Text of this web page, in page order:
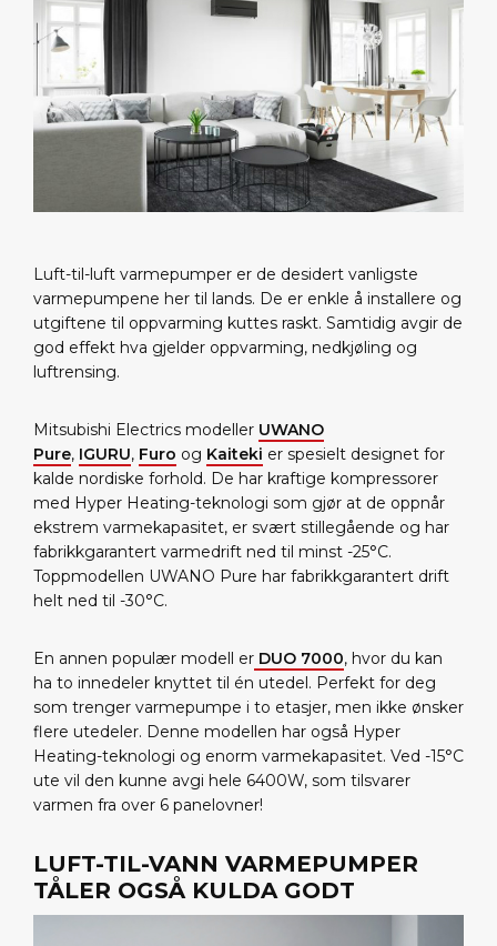
Luft-til-luft varmepumper er de desidert vanligste
varmepumpene her til lands. De er enkle å installere og
utgiftene til oppvarming kuttes raskt. Samtidig avgir de
god effekt hva gjelder oppvarming, nedkjøling og
luftrensing.
Mitsubishi Electrics modeller UWANO
Pure, IGURU, Furo og Kaiteki er spesielt designet for
kalde nordiske forhold. De har kraftige kompressorer
med Hyper Heating-teknologi som gjør at de oppnår
ekstrem varmekapasitet, er svært stillegående og har
fabrikkgarantert varmedrift ned til minst -25°C.
Toppmodellen UWANO Pure har fabrikkgarantert drift
helt ned til -30°C.
En annen populær modell er DUO 7000, hvor du kan
ha to innedeler knyttet til én utedel. Perfekt for deg
som trenger varmepumpe i to etasjer, men ikke ønsker
flere utedeler. Denne modellen har også Hyper
Heating-teknologi og enorm varmekapasitet. Ved -15°C
ute vil den kunne avgi hele 6400W, som tilsvarer
varmen fra over 6 panelovner!
LUFT-TIL-VANN VARMEPUMPER
TÅLER OGSÅ KULDA GODT